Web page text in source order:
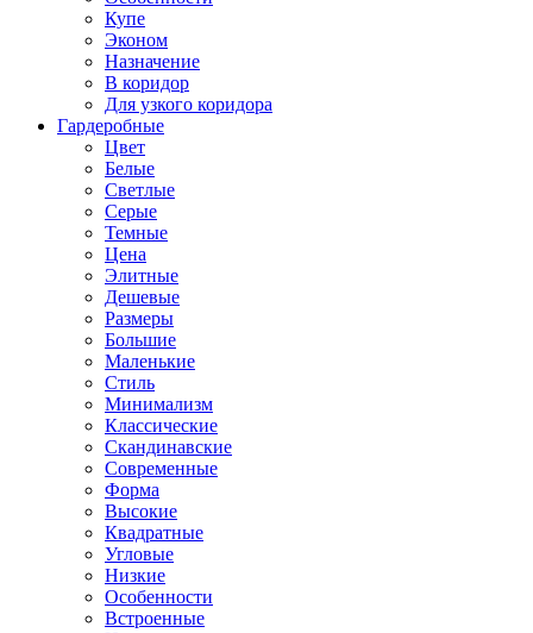
Купе
Эконом
Назначение
В коридор
Для узкого коридора
Гардеробные
Цвет
Белые
Светлые
Серые
Темные
Цена
Элитные
Дешевые
Размеры
Большие
Маленькие
Стиль
Минимализм
Классические
Скандинавские
Современные
Форма
Высокие
Квадратные
Угловые
Низкие
Особенности
Встроенные